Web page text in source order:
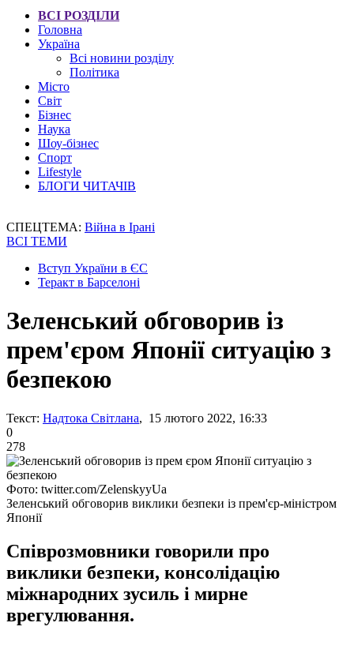
ВСІ РОЗДІЛИ
Головна
Україна
Всі новини розділу
Політика
Місто
Світ
Бізнес
Наука
Шоу-бізнес
Спорт
Lifestyle
БЛОГИ ЧИТАЧІВ
СПЕЦТЕМА: Війна в Ірані
ВСІ ТЕМИ
Вступ України в ЄС
Теракт в Барселоні
Зеленський обговорив із
прем'єром Японії ситуацію з
безпекою
Текст: Надтока Світлана, 15 лютого 2022, 16:33
0
278
Фото: twitter.com/ZelenskyyUa
Зеленський обговорив виклики безпеки із прем'єр-міністром
Японії
Співрозмовники говорили про
виклики безпеки, консолідацію
міжнародних зусиль і мирне
врегулювання.